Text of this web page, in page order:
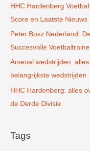
r
:
HHC Hardenberg
Score en Laatste Nieuws
Peter Bosz Nederland:
Succesvolle
Arsenal wedstrijden:
belangrijkste wedstrijden
HHC Hardenberg: alles
de Derde Divisie
Tags